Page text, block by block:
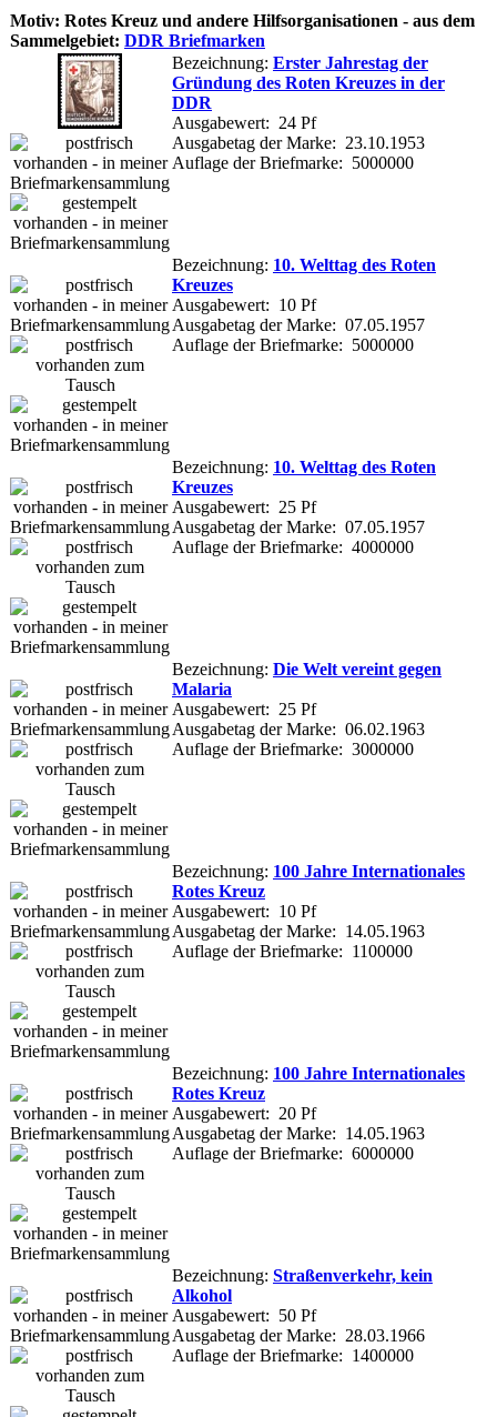
Motiv: Rotes Kreuz und andere Hilfsorganisationen - aus dem
Sammelgebiet: DDR Briefmarken
Bezeichnung: Erster Jahrestag der
Gründung des Roten Kreuzes in der
DDR
Ausgabewert: 24 Pf
Ausgabetag der Marke: 23.10.1953
Auflage der Briefmarke: 5000000
Bezeichnung: 10. Welttag des Roten
Kreuzes
Ausgabewert: 10 Pf
Ausgabetag der Marke: 07.05.1957
Auflage der Briefmarke: 5000000
Bezeichnung: 10. Welttag des Roten
Kreuzes
Ausgabewert: 25 Pf
Ausgabetag der Marke: 07.05.1957
Auflage der Briefmarke: 4000000
Bezeichnung: Die Welt vereint gegen
Malaria
Ausgabewert: 25 Pf
Ausgabetag der Marke: 06.02.1963
Auflage der Briefmarke: 3000000
Bezeichnung: 100 Jahre Internationales
Rotes Kreuz
Ausgabewert: 10 Pf
Ausgabetag der Marke: 14.05.1963
Auflage der Briefmarke: 1100000
Bezeichnung: 100 Jahre Internationales
Rotes Kreuz
Ausgabewert: 20 Pf
Ausgabetag der Marke: 14.05.1963
Auflage der Briefmarke: 6000000
Bezeichnung: Straßenverkehr, kein
Alkohol
Ausgabewert: 50 Pf
Ausgabetag der Marke: 28.03.1966
Auflage der Briefmarke: 1400000